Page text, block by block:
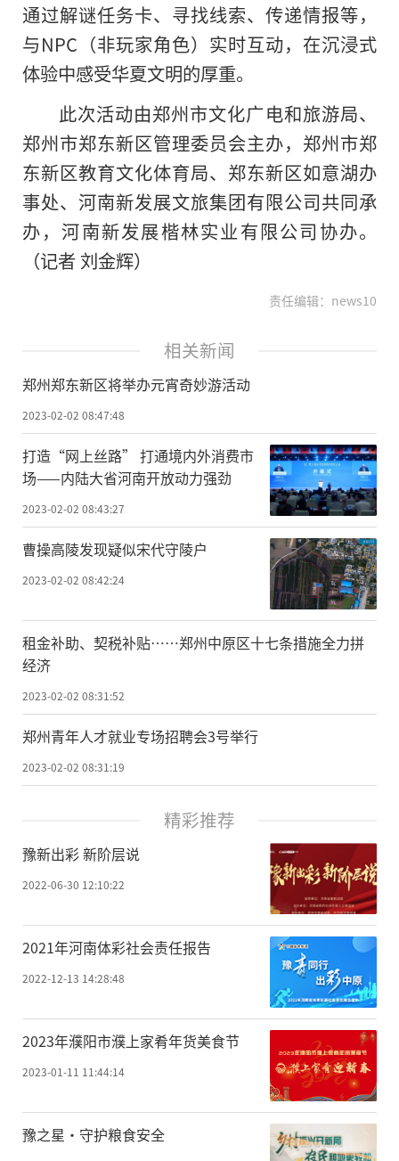
通过解谜任务卡、寻找线索、传递情报等，
与NPC（非玩家角色）实时互动，在沉浸式
体验中感受华夏文明的厚重。
此次活动由郑州市文化广电和旅游局、
郑州市郑东新区管理委员会主办，郑州市郑
东新区教育文化体育局、郑东新区如意湖办
事处、河南新发展文旅集团有限公司共同承
办，河南新发展楷林实业有限公司协办。
（记者 刘金辉）
责任编辑：news10
相关新闻
郑州郑东新区将举办元宵奇妙游活动
2023-02-02 08:47:48
打造“网上丝路” 打通境内外消费市
场——内陆大省河南开放动力强劲
2023-02-02 08:43:27
曹操高陵发现疑似宋代守陵户
2023-02-02 08:42:24
租金补助、契税补贴……郑州中原区十七条措施全力拼
经济
2023-02-02 08:31:52
郑州青年人才就业专场招聘会3号举行
2023-02-02 08:31:19
精彩推荐
豫新出彩 新阶层说
2022-06-30 12:10:22
2021年河南体彩社会责任报告
2022-12-13 14:28:48
2023年濮阳市濮上家肴年货美食节
2023-01-11 11:44:14
豫之星·守护粮食安全